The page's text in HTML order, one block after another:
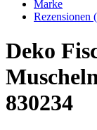
Marke
Rezensionen
Deko
830234